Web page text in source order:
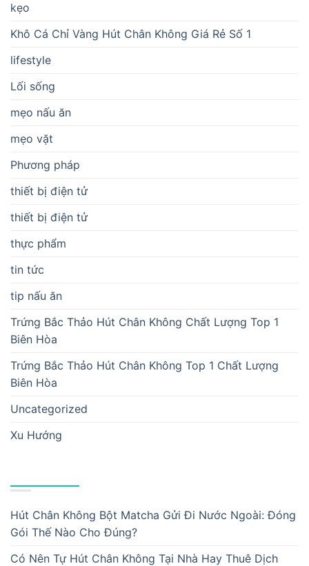
kẹo
Khô Cá Chỉ Vàng Hút Chân Không Giá Rẻ Số 1
lifestyle
Lối sống
mẹo nấu ăn
mẹo vặt
Phương pháp
thiết bị điện tử
thiết bị điện tử
thực phẩm
tin tức
tip nấu ăn
Trứng Bắc Thảo Hút Chân Không Chất Lượng Top 1
Biên Hòa
Trứng Bắc Thảo Hút Chân Không Top 1 Chất Lượng
Biên Hòa
Uncategorized
Xu Hướng
Hút Chân Không Bột Matcha Gửi Đi Nước Ngoài: Đóng
Gói Thế Nào Cho Đúng?
Có Nên Tự Hút Chân Không Tại Nhà Hay Thuê Dịch